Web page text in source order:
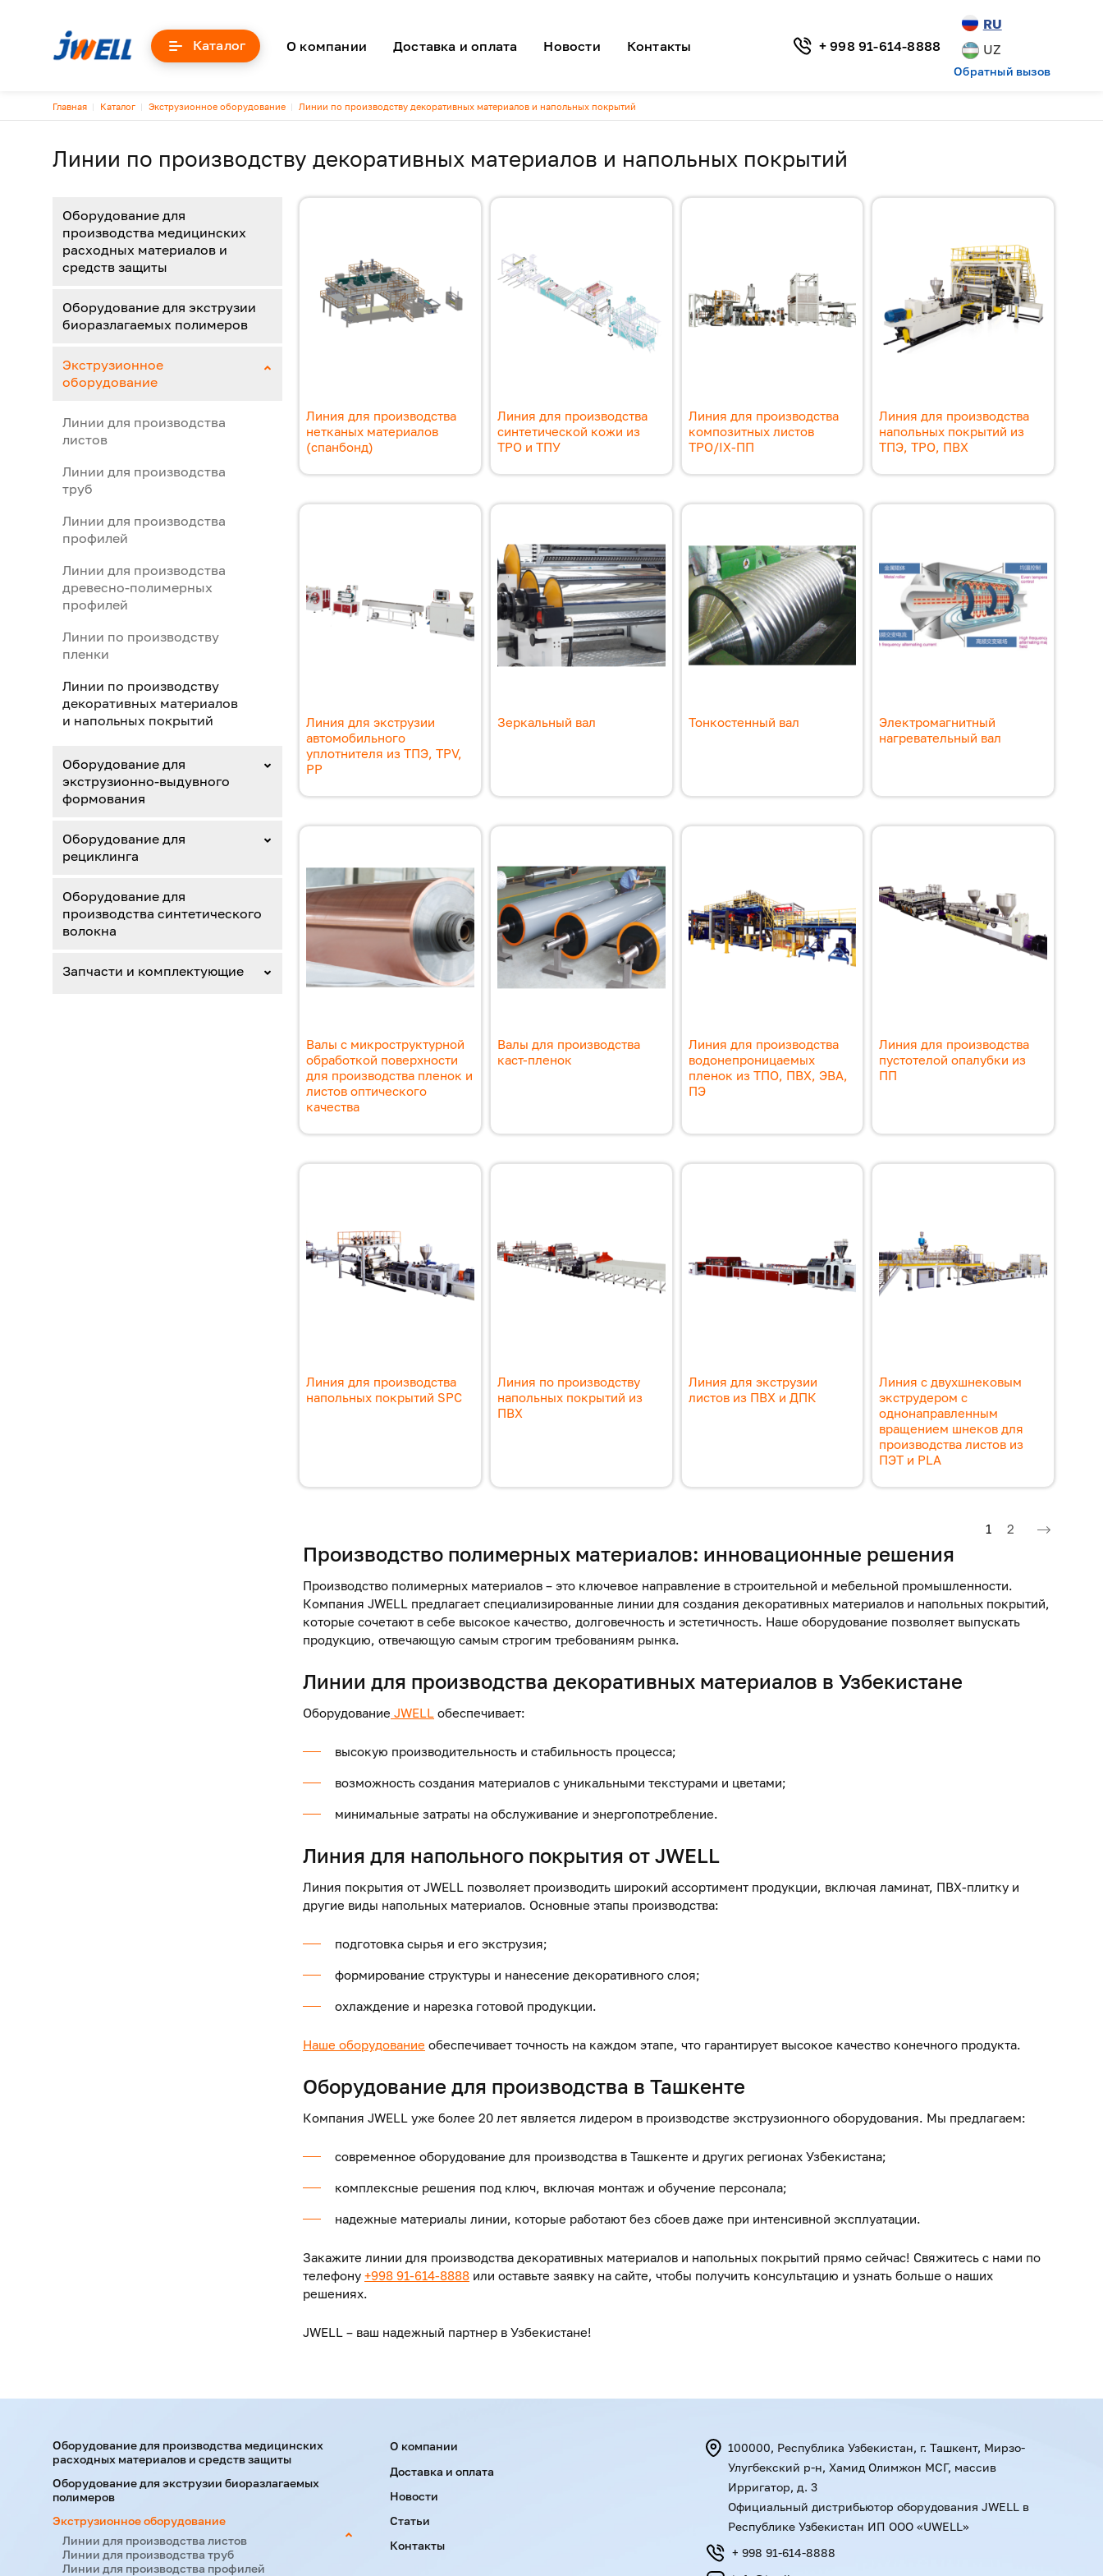
Каталог Основная навигация
О компании Доставка и оплата Новости Контакты + 998 91-614-8888
RU
UZ
Обратный вызов
Строка навигации
Главная Каталог Экструзионное оборудование Линии по производству декоративных материалов и напольных покрытий
Линии по производству декоративных материалов и напольных покрытий
Оборудование для
производства медицинских
расходных материалов и
средств защиты
Оборудование для экструзии
биоразлагаемых полимеров
Экструзионное
оборудование
Линии для производства
листов
Линии для производства
труб
Линии для производства
профилей
Линии для производства
древесно-полимерных
профилей
Линии по производству
пленки
Линии по производству
декоративных материалов
и напольных покрытий
Оборудование для
экструзионно-выдувного
формования
Оборудование для
рециклинга
Оборудование для
производства синтетического
волокна
Запчасти и комплектующие
Линия для производства
нетканых материалов
(спанбонд)
Линия для производства
синтетической кожи из
TPO и ТПУ
Линия для производства
композитных листов
TPO/IX-ПП
Линия для производства
напольных покрытий из
ТПЭ, TPO, ПВХ
Линия для экструзии
автомобильного
уплотнителя из ТПЭ, TPV,
PP
Зеркальный вал Тонкостенный вал
Электромагнитный
нагревательный вал
Валы с микроструктурной
обработкой поверхности
для производства пленок и
листов оптического
качества
Валы для производства
каст-пленок
Линия для производства
водонепроницаемых
пленок из ТПО, ПВХ, ЭВА,
ПЭ
Линия для производства
пустотелой опалубки из
ПП
Линия для производства
напольных покрытий SPC
Линия по производству
напольных покрытий из
ПВХ
Линия для экструзии
листов из ПВХ и ДПК
Линия с двухшнековым
экструдером с
однонаправленным
вращением шнеков для
производства листов из
ПЭТ и PLA
Текущая страница
1 Страница
2
Производство полимерных материалов: инновационные решения
Производство полимерных материалов – это ключевое направление в строительной и мебельной промышленности.
Компания JWELL предлагает специализированные линии для создания декоративных материалов и напольных покрытий,
которые сочетают в себе высокое качество, долговечность и эстетичность. Наше оборудование позволяет выпускать
продукцию, отвечающую самым строгим требованиям рынка.
Линии для производства декоративных материалов в Узбекистане
Оборудование JWELL обеспечивает:
высокую производительность и стабильность процесса;
возможность создания материалов с уникальными текстурами и цветами;
минимальные затраты на обслуживание и энергопотребление.
Линия для напольного покрытия от JWELL
Линия покрытия от JWELL позволяет производить широкий ассортимент продукции, включая ламинат, ПВХ-плитку и
другие виды напольных материалов. Основные этапы производства:
подготовка сырья и его экструзия;
формирование структуры и нанесение декоративного слоя;
охлаждение и нарезка готовой продукции.
Наше оборудование обеспечивает точность на каждом этапе, что гарантирует высокое качество конечного продукта.
Оборудование для производства в Ташкенте
Компания JWELL уже более 20 лет является лидером в производстве экструзионного оборудования. Мы предлагаем:
современное оборудование для производства в Ташкенте и других регионах Узбекистана;
комплексные решения под ключ, включая монтаж и обучение персонала;
надежные материалы линии, которые работают без сбоев даже при интенсивной эксплуатации.
Закажите линии для производства декоративных материалов и напольных покрытий прямо сейчас! Свяжитесь с нами по
телефону +998 91-614-8888 или оставьте заявку на сайте, чтобы получить консультацию и узнать больше о наших
решениях.
JWELL – ваш надежный партнер в Узбекистане!
Оборудование для производства медицинских
расходных материалов и средств защиты
Оборудование для экструзии биоразлагаемых
полимеров
Экструзионное оборудование
Линии для производства листов
Линии для производства труб
Линии для производства профилей
Menu footer
О компании
Доставка и оплата
Новости
Статьи
Контакты
100000, Республика Узбекистан, г. Ташкент, Мирзо-
Улугбекский р-н, Хамид Олимжон МСГ, массив
Ирригатор, д. 3
Официальный дистрибьютор оборудования JWELL в
Республике Узбекистан ИП ООО «UWELL»
+ 998 91-614-8888